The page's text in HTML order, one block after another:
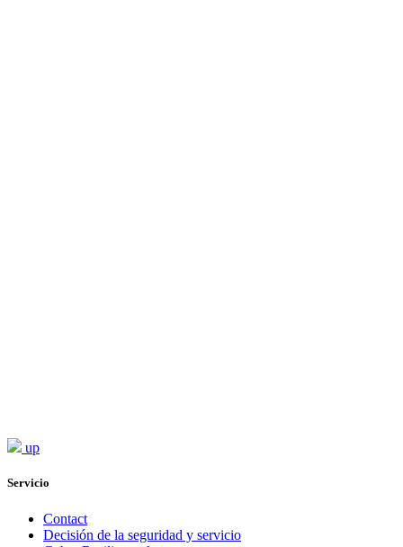
up
Servicio
Contact
Decisión de la seguridad y servicio